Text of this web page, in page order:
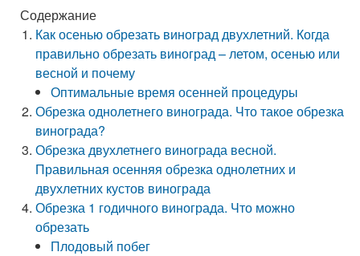
Содержание
Как осенью обрезать виноград двухлетний. Когда
правильно обрезать виноград – летом, осенью или
весной и почему
Оптимальные время осенней процедуры
Обрезка однолетнего винограда. Что такое обрезка
винограда?
Обрезка двухлетнего винограда весной.
Правильная осенняя обрезка однолетних и
двухлетних кустов винограда
Обрезка 1 годичного винограда. Что можно
обрезать
Плодовый побег